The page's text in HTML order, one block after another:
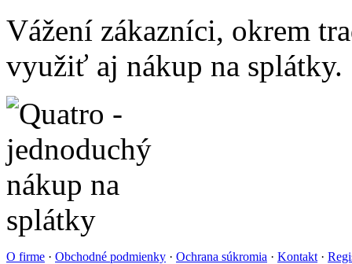
Vážení zákazníci, okrem
využiť aj nákup na splátky.
O firme · Obchodné podmienky · Ochrana súkromia · Kontakt ·